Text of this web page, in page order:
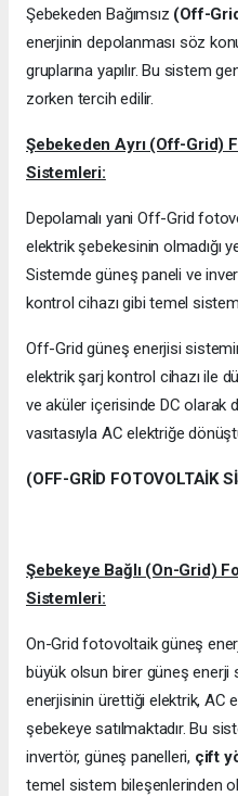
Şebekeden Bağımsız (Off-
enerjinin depolanması söz
gruplarına yapılır. Bu sistem
zorken tercih edilir.
Şebekeden Ayrı (Off-Grid)
Sistemleri:
Depolamalı yani Off-Grid
elektrik şebekesinin olmadığı
Sistemde güneş paneli ve
kontrol cihazı gibi temel
Off-Grid güneş enerjisi
elektrik şarj kontrol cihazı ile
ve aküler içerisinde DC olarak
vasıtasıyla AC elektriğe
(OFF-GRİD FOTOVOLTAİK
Şebekeye Bağlı (On-Grid)
Sistemleri:
On-Grid fotovoltaik güneş
büyük olsun birer güneş enerji
enerjisinin ürettiği elektrik, AC
şebekeye satılmaktadır. Bu
invertör, güneş panelleri, çift
temel sistem bileşenlerinden